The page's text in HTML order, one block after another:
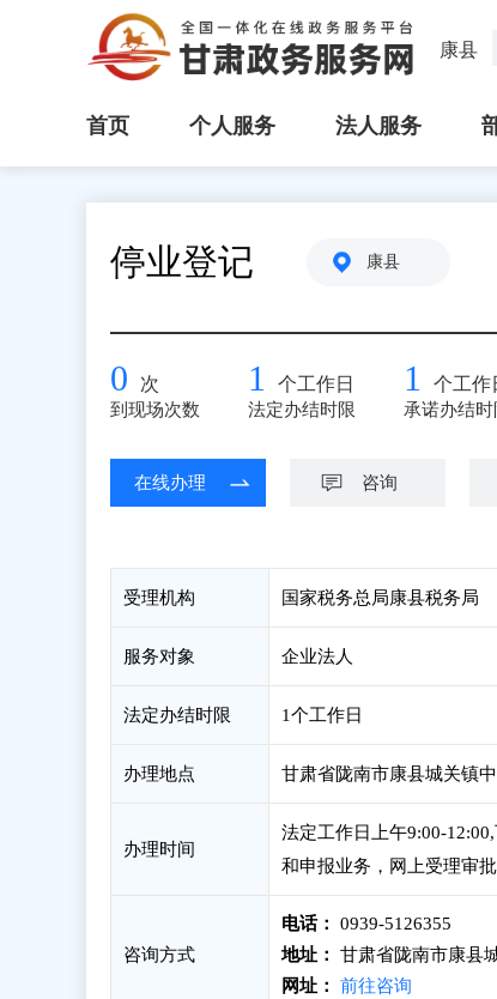
康县
首页 个人服务 法人服务
停业登记 康县
0 次
到现场次数
1 个工作日
法定办结时限
1 个工作
承诺办结时
在线办理 咨询
受理机构 国家税务总局康县税务局
服务对象 企业法人
法定办结时限 1个工作日
办理地点 甘肃省陇南市康县城关镇
办理时间
法定工作日上午9:00-
和申报业务，网上受理审
咨询方式
电话：
0939-5126355
地址：
甘肃省陇南市康县
网址：
前往咨询